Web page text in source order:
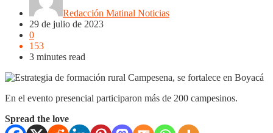
Redacción Matinal Noticias
29 de julio de 2023
0
153
3 minutes read
En el evento presencial participaron más de 200 campesinos.
Spread the love